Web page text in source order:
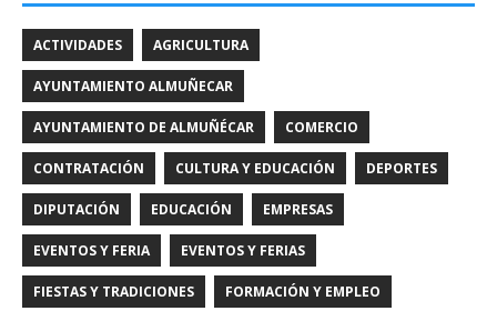
ACTIVIDADES AGRICULTURA
AYUNTAMIENTO ALMUÑECAR
AYUNTAMIENTO DE ALMUÑÉCAR COMERCIO
CONTRATACIÓN CULTURA Y EDUCACIÓN DEPORTES
DIPUTACIÓN EDUCACIÓN EMPRESAS
EVENTOS Y FERIA EVENTOS Y FERIAS
FIESTAS Y TRADICIONES FORMACIÓN Y EMPLEO